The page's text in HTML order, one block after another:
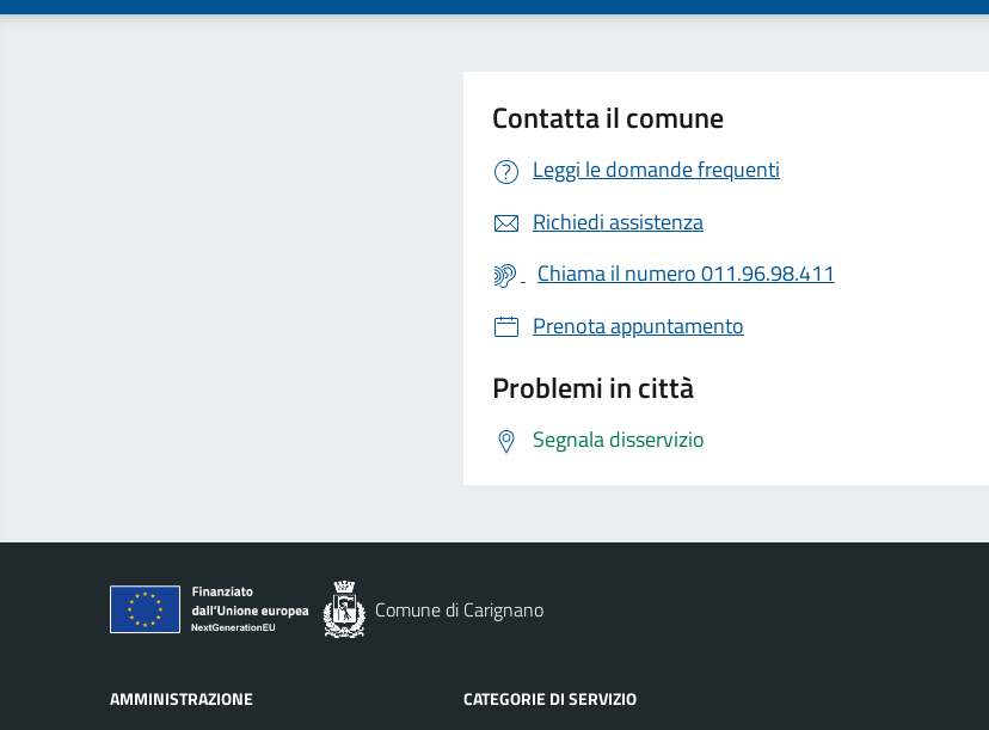
Contatta il comune
Leggi le domande frequenti
Richiedi assistenza
Chiama il numero 011.96.98.411
Prenota appuntamento
Problemi in città
Segnala disservizio
Comune di Carignano
AMMINISTRAZIONE CATEGORIE DI SERVIZIO